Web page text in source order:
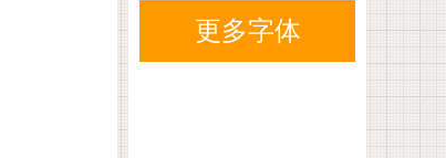
更多字体